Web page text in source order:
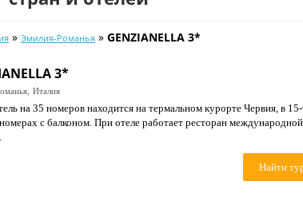
» Эмилия-Романья » GENZIANELLA 3*
3*
Италия
на 35 номеров находится на термальном курорте Червия, в
с балконом. При отеле работает ресторан
Найти